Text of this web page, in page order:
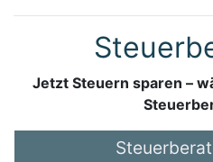
Jetzt Steuern sparen –